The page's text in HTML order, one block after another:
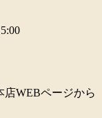
店WEBページから